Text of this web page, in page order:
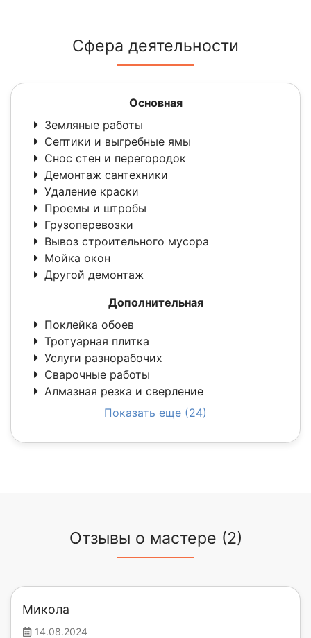
Сфера деятельности
Основная
Земляные работы
Септики и выгребные ямы
Снос стен и перегородок
Демонтаж сантехники
Удаление краски
Проемы и штробы
Грузоперевозки
Вывоз строительного мусора
Мойка окон
Другой демонтаж
Дополнительная
Поклейка обоев
Тротуарная плитка
Услуги разнорабочих
Сварочные работы
Алмазная резка и сверление
Показать еще (24)
Отзывы о мастере (2)
Микола
14.08.2024